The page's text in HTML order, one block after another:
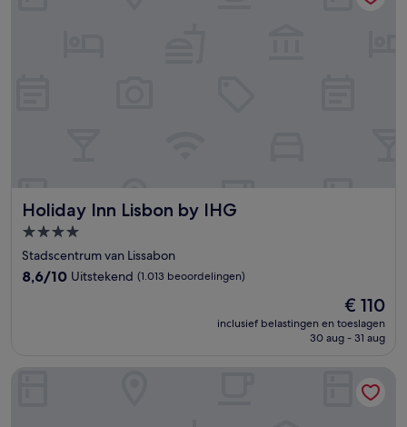
Holiday Inn Lisbon by IHG
Holiday Inn Lisbon by IHG
4.0-
sterrenaccommodatie
Stadscentrum van Lissabon
8.6
8,6/10 Uitstekend (1.013 beoordelingen)
De
prijs
is
€ 110
inclusief belastingen en toeslagen
30 aug - 31 aug
Eurostars Universal Lisboa